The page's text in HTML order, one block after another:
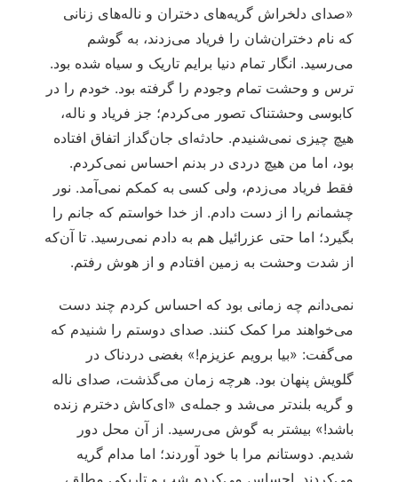
«صدای دلخراش گریه‌های دختران و ناله‌های زنانی
که نام دختران‌شان را فریاد می‌زدند، به گوشم
می‌رسید. انگار تمام دنیا برایم تاریک و سیاه شده بود.
ترس و وحشت تمام وجودم را گرفته بود. خودم را در
کابوسی وحشتناک تصور می‌کردم؛ جز فریاد و ناله،
هیچ چیزی نمی‌شنیدم. حادثه‌ای جان‌گداز اتفاق افتاده
بود، اما من هیچ دردی در بدنم احساس نمی‌کردم.
فقط فریاد می‌زدم، ولی کسی به کمکم نمی‌آمد. نور
چشمانم را از دست دادم. از خدا خواستم که جانم را
بگیرد؛ اما حتی عزرائیل هم به دادم نمی‌رسید. تا آن‌که
از شدت وحشت به زمین افتادم و از هوش رفتم.
نمی‌دانم چه زمانی بود که احساس کردم چند دست
می‌خواهند مرا کمک کنند. صدای دوستم را شنیدم که
می‌گفت: «بیا برویم عزیزم!» بغضی دردناک در
گلویش پنهان بود. هرچه زمان می‌گذشت، صدای ناله
و گریه بلندتر می‌شد و جمله‌ی «ای‌کاش دخترم زنده
باشد!» بیشتر به گوش می‌رسید. از آن محل دور
شدیم. دوستانم مرا با خود آوردند؛ اما مدام گریه
می‌کردند. احساس می‌کردم شب و تاریکی مطلق،